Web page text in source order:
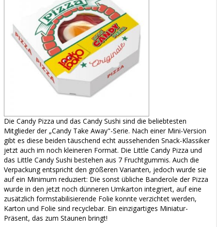
Die Candy Pizza und das Candy Sushi sind die beliebtesten
Mitglieder der „Candy Take Away"-Serie. Nach einer Mini-Version
gibt es diese beiden täuschend echt aussehenden Snack-Klassiker
jetzt auch im noch kleineren Format. Die Little Candy Pizza und
das Little Candy Sushi bestehen aus 7 Fruchtgummis. Auch die
Verpackung entspricht den größeren Varianten, jedoch wurde sie
auf ein Minimum reduziert: Die sonst übliche Banderole der Pizza
wurde in den jetzt noch dünneren Umkarton integriert, auf eine
zusätzlich formstabilisierende Folie konnte verzichtet werden,
Karton und Folie sind recyclebar. Ein einzigartiges Miniatur-
Präsent, das zum Staunen bringt!